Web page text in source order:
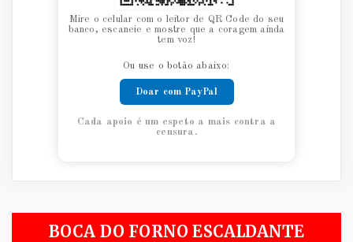
Mire o celular com o leitor de QR Code do seu
banco, escaneie e mostre que a coragem ainda
tem voz!
Ou use o botão abaixo:
Doar com PayPal
Cada apoio é um espeto a mais contra a
censura.
BOCA DO FORNO ESCALDANTE